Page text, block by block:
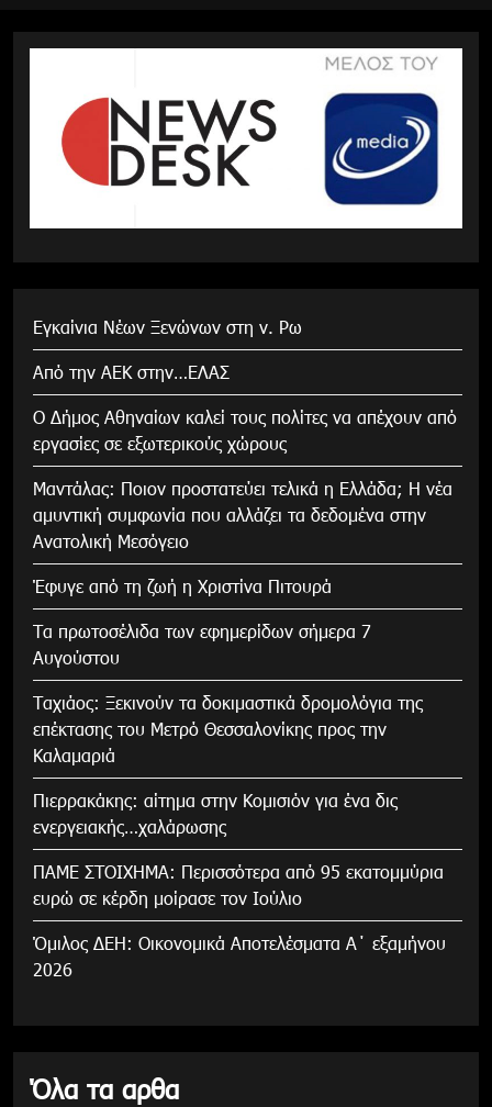
Εγκαίνια Νέων Ξενώνων στη ν. Ρω
Από την ΑΕΚ στην…ΕΛΑΣ
Ο Δήμος Αθηναίων καλεί τους πολίτες να απέχουν από
εργασίες σε εξωτερικούς χώρους
Μαντάλας: Ποιον προστατεύει τελικά η Ελλάδα; Η νέα
αμυντική συμφωνία που αλλάζει τα δεδομένα στην
Ανατολική Μεσόγειο
Έφυγε από τη ζωή η Χριστίνα Πιτουρά
Τα πρωτοσέλιδα των εφημερίδων σήμερα 7
Αυγούστου
Tαχιάος: Ξεκινούν τα δοκιμαστικά δρομολόγια της
επέκτασης του Μετρό Θεσσαλονίκης προς την
Καλαμαριά
Πιερρακάκης: αίτημα στην Κομισιόν για ένα δις
ενεργειακής…χαλάρωσης
ΠΑΜΕ ΣΤΟΙΧΗΜΑ: Περισσότερα από 95 εκατομμύρια
ευρώ σε κέρδη μοίρασε τον Ιούλιο
Όμιλος ΔΕΗ: Οικονομικά Αποτελέσματα Α΄ εξαμήνου
2026
Όλα τα αρθα